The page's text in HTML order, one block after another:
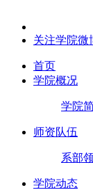
关注学院微
首页
学院概况
学院
师资队伍
系部
学院动态